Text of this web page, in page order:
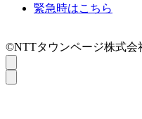
緊急時はこちら
©NTTタウンページ株式会